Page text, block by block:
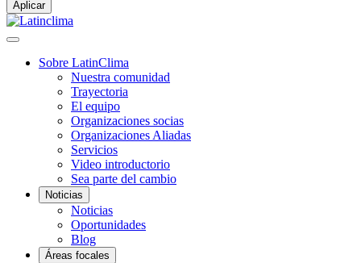
Navegación
Sobre LatinClima
Nuestra comunidad
Trayectoria
El equipo
Organizaciones socias
Organizaciones Aliadas
Servicios
Video introductorio
Sea parte del cambio
Noticias
Noticias
Oportunidades
Blog
Áreas focales